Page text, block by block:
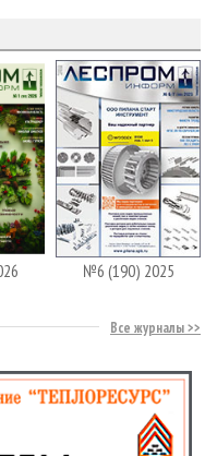
№6 (190) 2025
Все журналы